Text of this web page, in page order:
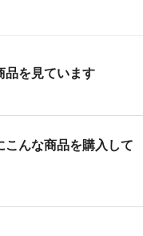
品を見ています
こんな商品を購入して